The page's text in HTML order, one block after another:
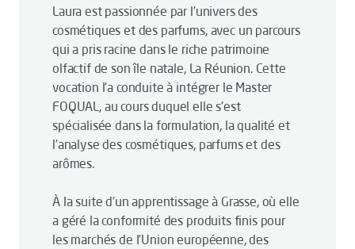
Laura est passionnée par l’univers des
cosmétiques et des parfums, avec un parcours
qui a pris racine dans le riche patrimoine
olfactif de son île natale, La Réunion. Cette
vocation l’a conduite à intégrer le Master
FOQUAL, au cours duquel elle s’est
spécialisée dans la formulation, la qualité et
l’analyse des cosmétiques, parfums et des
arômes.
À la suite d’un apprentissage à Grasse, où elle
a géré la conformité des produits finis pour
les marchés de l’Union européenne, des